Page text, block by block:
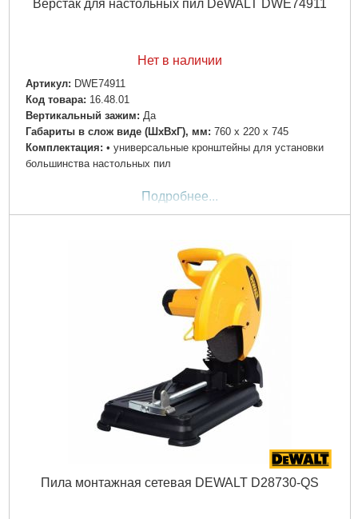
Верстак для настольных пил DeWALT DWE74911
Нет в наличии
Артикул: DWE74911
Код товара: 16.48.01
Вертикальный зажим: Да
Габариты в слож виде (ШхВхГ), мм: 760 х 220 х 745
Комплектация: • универсальные кронштейны для установки
большинства настольных пил
Подробнее...
Пила монтажная сетевая DEWALT D28730-QS